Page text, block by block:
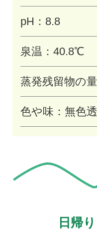
pH：8.8
泉温：40.8℃
蒸発残留物の
色や味：無色
日帰